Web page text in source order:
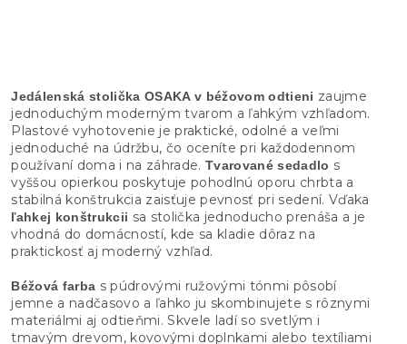
Jedálenská stolička OSAKA v béžovom odtieni zaujme
jednoduchým moderným tvarom a ľahkým vzhľadom.
Plastové vyhotovenie je praktické, odolné a veľmi
jednoduché na údržbu, čo oceníte pri každodennom
používaní doma i na záhrade. Tvarované sedadlo s
vyššou opierkou poskytuje pohodlnú oporu chrbta a
stabilná konštrukcia zaisťuje pevnosť pri sedení. Vďaka
ľahkej konštrukcii sa stolička jednoducho prenáša a je
vhodná do domácností, kde sa kladie dôraz na
praktickosť aj moderný vzhľad.
Béžová farba s púdrovými ružovými tónmi pôsobí
jemne a nadčasovo a ľahko ju skombinujete s rôznymi
materiálmi aj odtieňmi. Skvele ladí so svetlým i
tmavým drevom, kovovými doplnkami alebo textíliami